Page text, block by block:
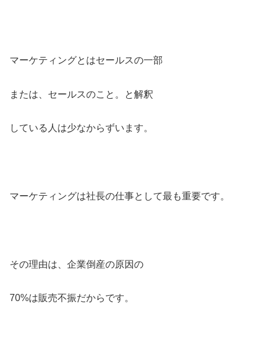
マーケティングとはセールスの一部
または、セールスのこと。と解釈
している人は少なからずいます。
マーケティングは社長の仕事として最も重要です。
その理由は、企業倒産の原因の
70%は販売不振だからです。